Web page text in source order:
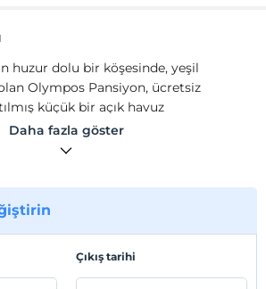
huzur dolu bir köşesinde, yeşil
Olympos Pansiyon, ücretsiz
küçük bir açık havuz
boyu 1,5 km mesafedeki Olimpos
sağlanmaktadır. Pansiyon
içermektedir. Tesis bünyesinde
yemekler sunulmaktadır. Her
huzur dolu bir köşesinde, yeşil
Olympos Pansiyon, ücretsiz
Daha fazla göster
Çıkış tarihi